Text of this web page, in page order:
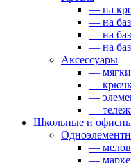
— на
— на
— на
— на
Аксессуары
—
—
—
—
Школьные и
—
—